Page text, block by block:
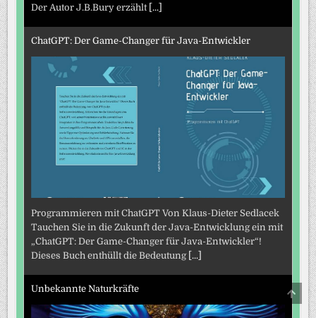
Der Autor J.B.Bury erzählt [...]
ChatGPT: Der Game-Changer für Java-Entwickler
Programmieren mit ChatGPT Von Klaus-Dieter Sedlacek
Tauchen Sie in die Zukunft der Java-Entwicklung ein mit
„ChatGPT: Der Game-Changer für Java-Entwickler“!
Dieses Buch enthüllt die Bedeutung [...]
Unbekannte Naturkräfte
TO
TOP